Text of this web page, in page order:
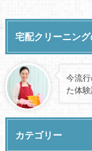
宅配クリーニング
今流
た体
カテゴリー